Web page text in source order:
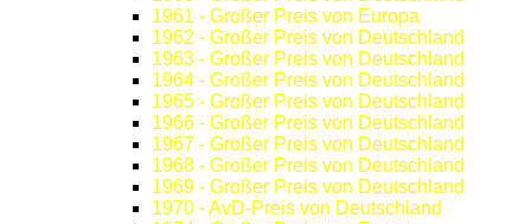
1961 - Großer Preis von Europa
1962 - Großer Preis von Deutschland
1963 - Großer Preis von Deutschland
1964 - Großer Preis von Deutschland
1965 - Großer Preis von Deutschland
1966 - Großer Preis von Deutschland
1967 - Großer Preis von Deutschland
1968 - Großer Preis von Deutschland
1969 - Großer Preis von Deutschland
1970 - AvD-Preis von Deutschland